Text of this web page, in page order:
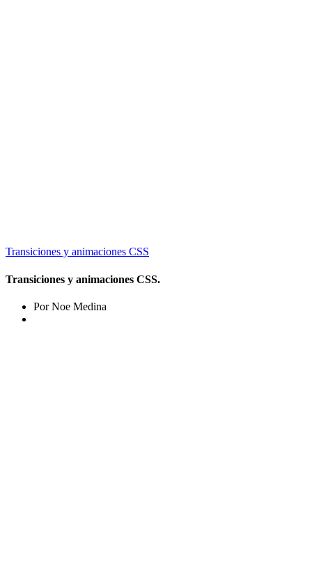
Transiciones y animaciones CSS
Transiciones y animaciones CSS.
Por Noe Medina